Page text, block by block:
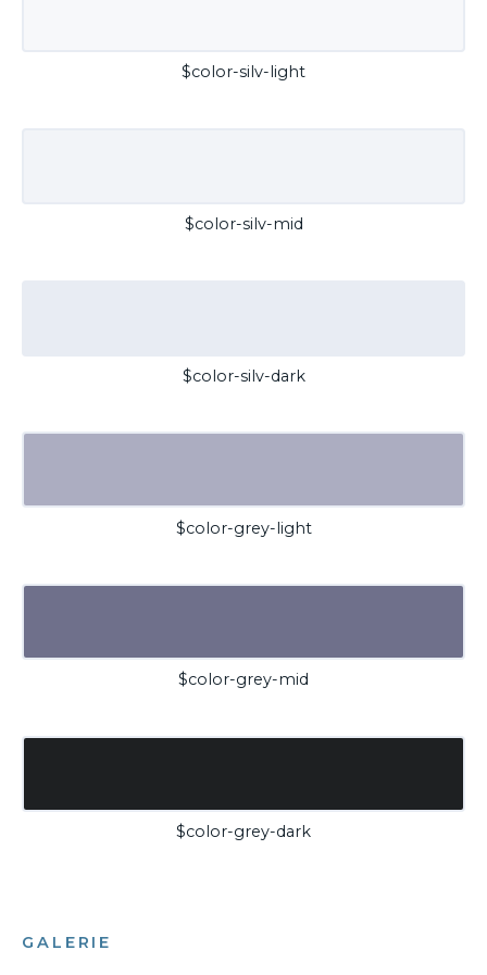
$color-silv-light
$color-silv-mid
$color-silv-dark
$color-grey-light
$color-grey-mid
$color-grey-dark
GALERIE